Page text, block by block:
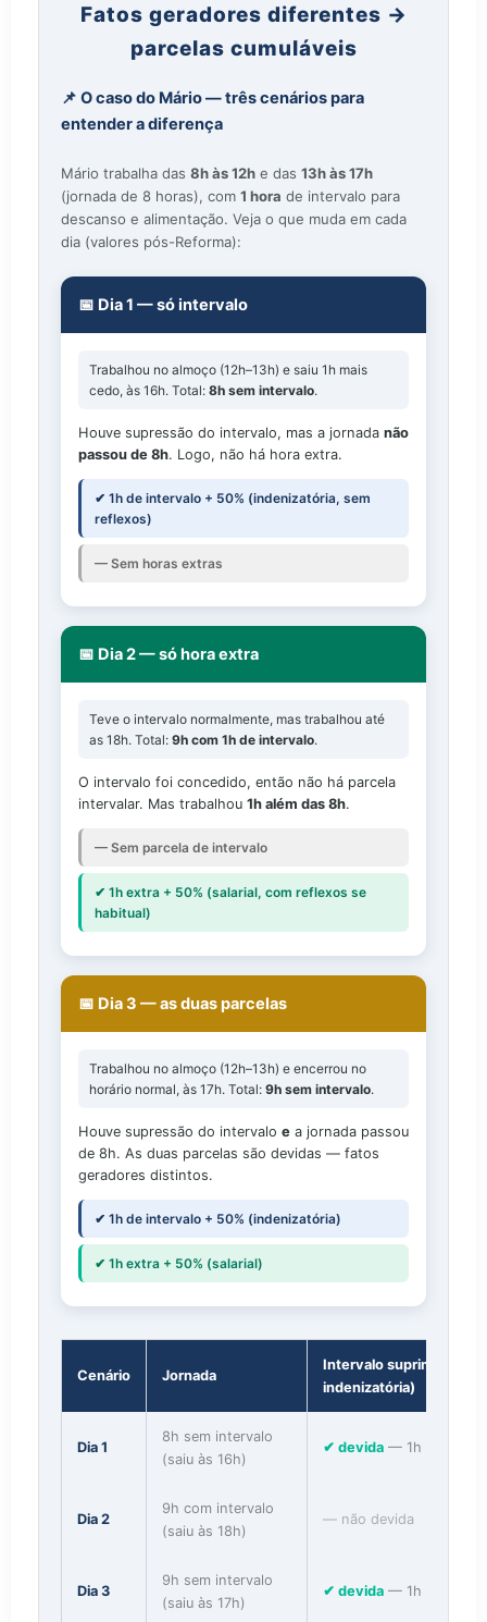
Fatos geradores diferentes →
parcelas cumuláveis
📌 O caso do Mário — três cenários para
entender a diferença
Mário trabalha das 8h às 12h e das 13h às 17h
(jornada de 8 horas), com 1 hora de intervalo para
descanso e alimentação. Veja o que muda em cada
dia (valores pós-Reforma):
📅 Dia 1 — só intervalo
Trabalhou no almoço (12h–13h) e saiu 1h mais
cedo, às 16h. Total: 8h sem intervalo.
Houve supressão do intervalo, mas a jornada não
passou de 8h. Logo, não há hora extra.
✔ 1h de intervalo + 50% (indenizatória, sem
reflexos)
— Sem horas extras
📅 Dia 2 — só hora extra
Teve o intervalo normalmente, mas trabalhou até
as 18h. Total: 9h com 1h de intervalo.
O intervalo foi concedido, então não há parcela
intervalar. Mas trabalhou 1h além das 8h.
— Sem parcela de intervalo
✔ 1h extra + 50% (salarial, com reflexos se
habitual)
📅 Dia 3 — as duas parcelas
Trabalhou no almoço (12h–13h) e encerrou no
horário normal, às 17h. Total: 9h sem intervalo.
Houve supressão do intervalo e a jornada passou
de 8h. As duas parcelas são devidas — fatos
geradores distintos.
✔ 1h de intervalo + 50% (indenizatória)
✔ 1h extra + 50% (salarial)
Cenário Jornada
Intervalo suprimido
indenizatória)
Dia 1
8h sem intervalo
(saiu às 16h)
✔ devida — 1h
Dia 2
9h com intervalo
(saiu às 18h)
— não devida
Dia 3
9h sem intervalo
(saiu às 17h)
✔ devida — 1h